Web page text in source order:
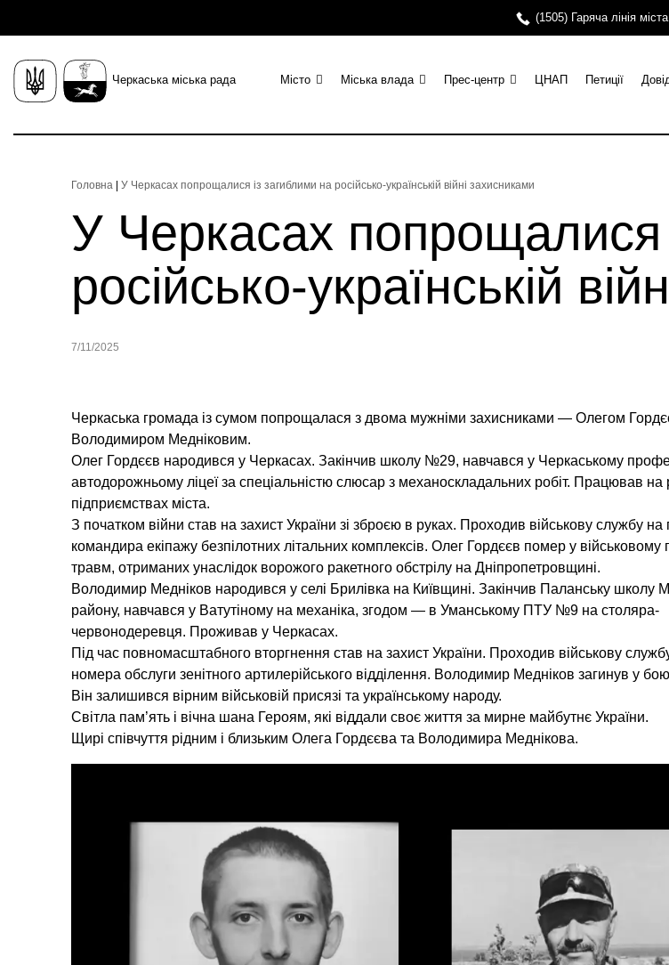
(1505) Гаряча лінія міста
Черкаська міська рада Місто Міська влада Прес-центр ЦНАП Петиції
Головна У Черкасах попрощалися із загиблими на російсько-українській війні захисниками
У Черкасах попрощалися
російсько-українській
7/11/2025
Черкаська громада із сумом попрощалася з двома мужніми захисниками — Олегом
Володимиром Медніковим.
Олег Гордєєв народився у Черкасах. Закінчив школу №29, навчався у Черкаському
автодорожньому ліцеї за спеціальністю слюсар з механоскладальних робіт. Працював на
підприємствах міста.
З початком війни став на захист України зі зброєю в руках. Проходив військову службу на
командира екіпажу безпілотних літальних комплексів. Олег Гордєєв помер у військовому
травм, отриманих унаслідок ворожого ракетного обстрілу на Дніпропетровщині.
Володимир Медніков народився у селі Брилівка на Київщині. Закінчив Паланську школу
району, навчався у Ватутіному на механіка, згодом — в Уманському ПТУ №9 на столяра-
червонодеревця. Проживав у Черкасах.
Під час повномасштабного вторгнення став на захист України. Проходив військову
номера обслуги зенітного артилерійського відділення. Володимир Медніков загинув у
Він залишився вірним військовій присязі та українському народу.
Світла пам’ять і вічна шана Героям, які віддали своє життя за мирне майбутнє України.
Щирі співчуття рідним і близьким Олега Гордєєва та Володимира Меднікова.